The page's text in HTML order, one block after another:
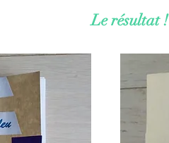
Le résultat !